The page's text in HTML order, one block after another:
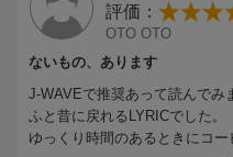
評価：
OTO OTO
ないもの、あります
J-WAVEで推奨あって読んでみ
ふと昔に戻れるLYRICでした。
ゆっくり時間のあるときにコ